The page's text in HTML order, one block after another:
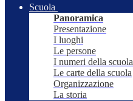
Scuola
Panoramica
Presentazione
I luoghi
Le persone
I numeri della scuola
Le carte della scuola
Organizzazione
La storia